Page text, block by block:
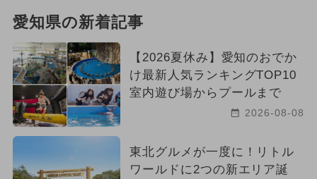
愛知県の新着記事
【2026夏休み】愛知のおでか
け最新人気ランキングTOP10
室内遊び場からプールまで
2026-08-08
東北グルメが一度に！リトル
ワールドに2つの新エリア誕